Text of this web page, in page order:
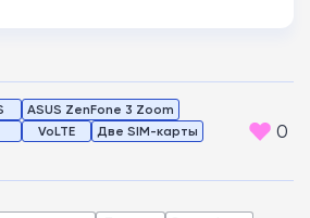
ASUS ZenFone 3 Zoom
VoLTE
Две SIM-карты
0